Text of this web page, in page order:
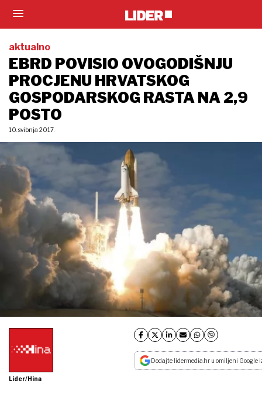
aktualno
EBRD POVISIO OVOGODIŠNJU
PROCJENU HRVATSKOG
GOSPODARSKOG RASTA NA 2,9
POSTO
10. svibnja 2017.
Lider/Hina
Dodajte lidermedia.hr u omiljeni Google